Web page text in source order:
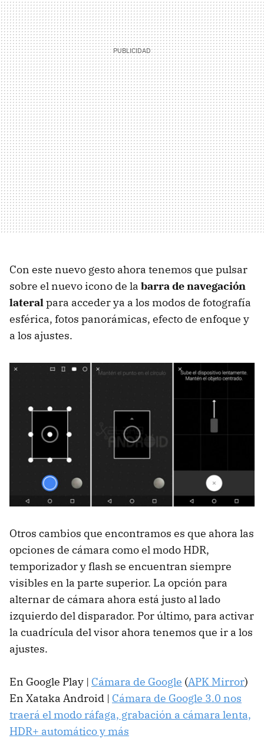
Con este nuevo gesto ahora tenemos que pulsar
sobre el nuevo icono de la barra de navegación
lateralpara acceder ya a los modos de fotografía
esférica, fotos panorámicas, efecto de enfoque y
a los ajustes.
Otros cambios que encontramos es que ahora las
opciones de cámara como el modo HDR,
temporizador y flash se encuentran siempre
visibles en la parte superior. La opción para
alternar de cámara ahora está justo al lado
izquierdo del disparador. Por último, para activar
la cuadrícula del visor ahora tenemos que ir a los
ajustes.
En Google Play | Cámara de Google (APK Mirror)
En Xataka Android | Cámara de Google 3.0 nos
traerá el modo ráfaga, grabación a cámara lenta,
HDR+ automático y más